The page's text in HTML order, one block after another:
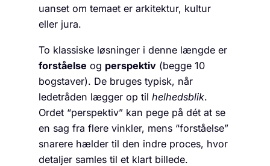
uanset om temaet er arkitektur, kultur
eller jura.
To klassiske løsninger i denne længde er
forståelse og perspektiv (begge 10
bogstaver). De bruges typisk, når
ledetråden lægger op til helhedsblik.
Ordet “perspektiv” kan pege på dét at se
en sag fra flere vinkler, mens “forståelse”
snarere hælder til den indre proces, hvor
detaljer samles til et klart billede.